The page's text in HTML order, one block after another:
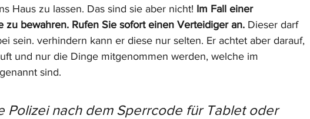
Haus zu lassen. Das sind sie aber nicht! Im Fall einer
zu bewahren. Rufen Sie sofort einen Verteidiger an. Dieser darf
sein. verhindern kann er diese nur selten. Er achtet aber darauf,
und nur die Dinge mitgenommen werden, welche im
sind.
Polizei nach dem Sperrcode für Tablet oder